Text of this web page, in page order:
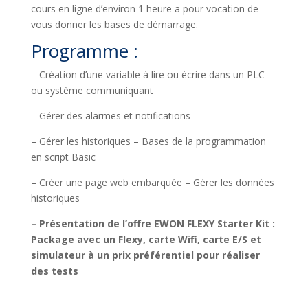
cours en ligne d’environ 1 heure a pour vocation de
vous donner les bases de démarrage.
Programme :
– Création d’une variable à lire ou écrire dans un PLC
ou système communiquant
– Gérer des alarmes et notifications
– Gérer les historiques – Bases de la programmation
en script Basic
– Créer une page web embarquée – Gérer les données
historiques
– Présentation de l’offre EWON FLEXY Starter Kit :
Package avec un Flexy, carte Wifi, carte E/S et
simulateur à un prix préférentiel pour réaliser
des tests